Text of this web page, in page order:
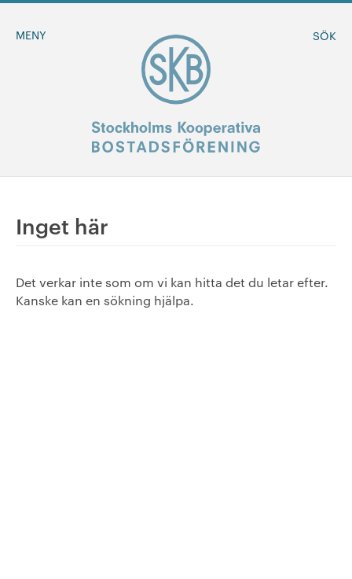
SÖK
MENY
Om oss
Inget här
Det verkar inte som om vi kan hitta det du letar efter.
Kanske kan en sökning hjälpa.